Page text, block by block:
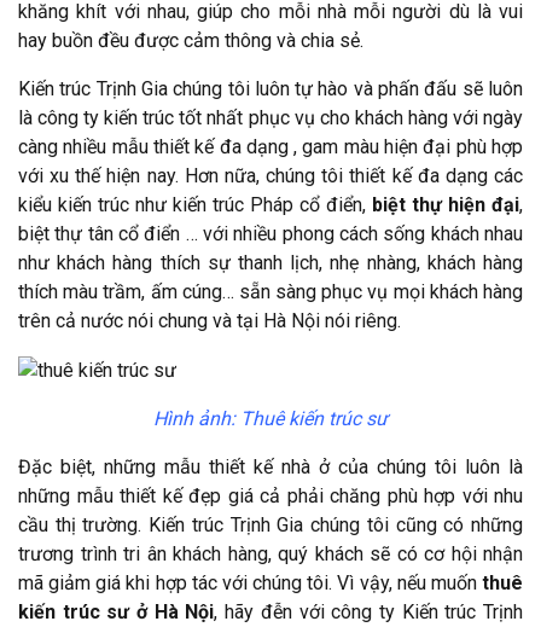
khăng khít với nhau, giúp cho mỗi nhà mỗi người dù là vui
hay buồn đều được cảm thông và chia sẻ.
Kiến trúc Trịnh Gia chúng tôi luôn tự hào và phấn đấu sẽ luôn
là công ty kiến trúc tốt nhất phục vụ cho khách hàng với ngày
càng nhiều mẫu thiết kế đa dạng , gam màu hiện đại phù hợp
với xu thế hiện nay. Hơn nữa, chúng tôi thiết kế đa dạng các
kiểu kiến trúc như kiến trúc Pháp cổ điển, biệt thự hiện đại,
biệt thự tân cổ điển … với nhiều phong cách sống khách nhau
như khách hàng thích sự thanh lịch, nhẹ nhàng, khách hàng
thích màu trầm, ấm cúng… sẵn sàng phục vụ mọi khách hàng
trên cả nước nói chung và tại Hà Nội nói riêng.
Hình ảnh: Thuê kiến trúc sư
Đặc biệt, những mẫu thiết kế nhà ở của chúng tôi luôn là
những mẫu thiết kế đẹp giá cả phải chăng phù hợp với nhu
cầu thị trường. Kiến trúc Trịnh Gia chúng tôi cũng có những
trương trình tri ân khách hàng, quý khách sẽ có cơ hội nhận
mã giảm giá khi hợp tác với chúng tôi. Vì vậy, nếu muốn thuê
kiến trúc sư ở Hà Nội, hãy đễn với công ty Kiến trúc Trịnh